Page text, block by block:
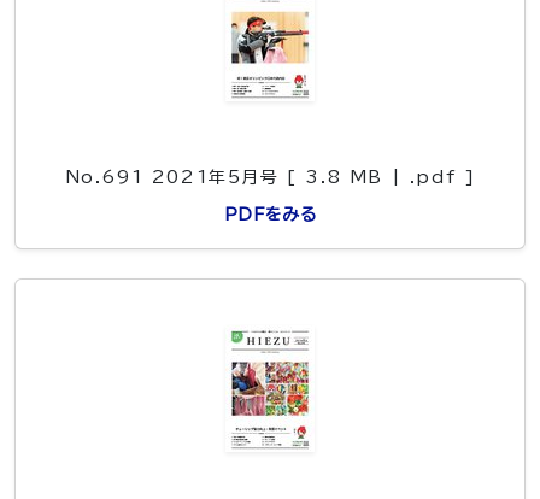
No.691 2021年5月号 [ 3.8 MB | .pdf ]
PDFをみる